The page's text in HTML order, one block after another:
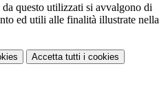
questo utilizzati si avvalgono di
ed utili alle finalità illustrate nella
Accetta tutti i cookies